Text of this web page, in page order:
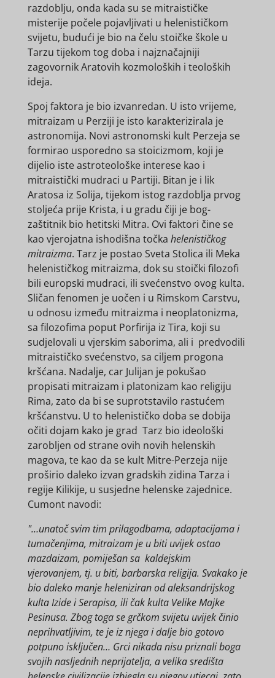
razdoblju, onda kada su se mitraističke
misterije počele pojavljivati u helenističkom
svijetu, budući je bio na čelu stoičke škole u
Tarzu tijekom tog doba i najznačajniji
zagovornik Aratovih kozmoloških i teoloških
ideja.
Spoj faktora je bio izvanredan. U isto vrijeme,
mitraizam u Perziji je isto karakterizirala je
astronomija. Novi astronomski kult Perzeja se
formirao usporedno sa stoicizmom, koji je
dijelio iste astroteološke interese kao i
mitraistički mudraci u Partiji. Bitan je i lik
Aratosa iz Solija, tijekom istog razdoblja prvog
stoljeća prije Krista, i u gradu čiji je bog-
zaštitnik bio hetitski Mitra. Ovi faktori čine se
kao vjerojatna ishodišna točka helenističkog
mitraizma. Tarz je postao Sveta Stolica ili Meka
helenističkog mitraizma, dok su stoički filozofi
bili europski mudraci, ili svećenstvo ovog kulta.
Sličan fenomen je uočen i u Rimskom Carstvu,
u odnosu između mitraizma i neoplatonizma,
sa filozofima poput Porfirija iz Tira, koji su
sudjelovali u vjerskim saborima, ali i predvodili
mitraističko svećenstvo, sa ciljem progona
kršćana. Nadalje, car Julijan je pokušao
propisati mitraizam i platonizam kao religiju
Rima, zato da bi se suprotstavilo rastućem
kršćanstvu. U to helenističko doba se dobija
očiti dojam kako je grad Tarz bio ideološki
zarobljen od strane ovih novih helenskih
magova, te kao da se kult Mitre-Perzeja nije
proširio daleko izvan gradskih zidina Tarza i
regije Kilikije, u susjedne helenske zajednice.
Cumont navodi:
"…unatoč svim tim prilagodbama, adaptacijama i
tumačenjima, mitraizam je u biti uvijek ostao
mazdaizam, pomiješan sa kaldejskim
vjerovanjem, tj. u biti, barbarska religija. Svakako je
bio daleko manje heleniziran od aleksandrijskog
kulta Izide i Serapisa, ili čak kulta Velike Majke
Pesinusa. Zbog toga se grčkom svijetu uvijek činio
neprihvatljivim, te je iz njega i dalje bio gotovo
potpuno isključen… Grci nikada nisu priznali boga
svojih nasljednih neprijatelja, a velika središta